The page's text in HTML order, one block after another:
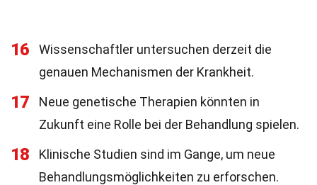
16
Wissenschaftler untersuchen derzeit die
genauen Mechanismen der Krankheit.
17
Neue genetische Therapien könnten in
Zukunft eine Rolle bei der Behandlung spielen.
18
Klinische Studien sind im Gange, um neue
Behandlungsmöglichkeiten zu erforschen.